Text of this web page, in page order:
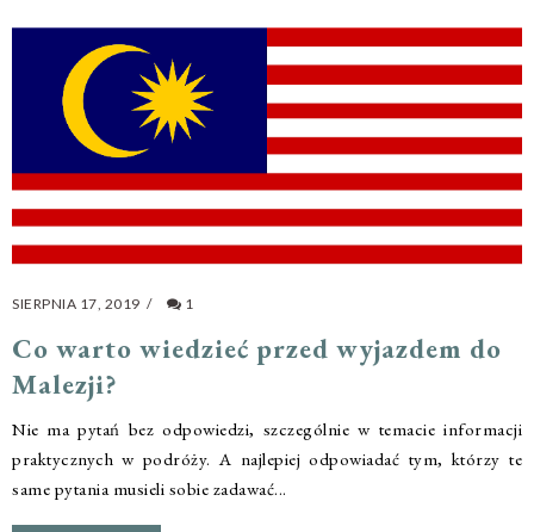
SIERPNIA 17, 2019 / 1
Co warto wiedzieć przed wyjazdem do
Malezji?
Nie ma pytań bez odpowiedzi, szczególnie w temacie informacji
praktycznych w podróży. A najlepiej odpowiadać tym, którzy te
same pytania musieli sobie zadawać...